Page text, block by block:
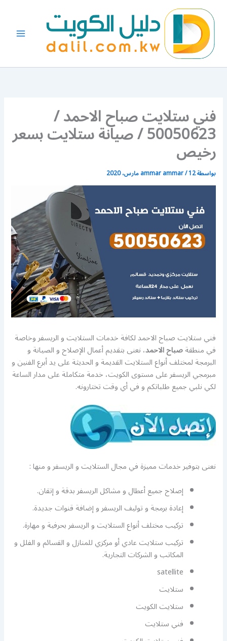
المحتوى
فني ستلايت صباح الاحمد /
50050623 / صيانة ستلايت بسعر
رخيص
بواسطة ammar ammar/12 مارس، 2020
فني ستلايت صباح الاحمد لكافة خدمات الستلايت و الريسفر وخاصة
في منطقةصباح الاحمد، نعنى بتقديم أعمال الإصلاح و الصيانة و
البرمجة لمختلف أنواع الستلايت القديمة و الحديثة على يد أبرع الفنين و
مبرمجي الريسفر على مستوى الكويت، خدمة متكاملة على مدار الساعة
لكي نلبي جميع طلباتكم و في أي وقت تختارونه.
نعنى بتوفير خدمات مميزة في مجال الستلايت و الريسفر و منها :
إصلاح جميع أعطال و مشاكل الريسفر بدقة و إتقان.
إعادة برمجة و توليف الريسفر و إضافة قنوات جديدة.
تركيب مختلف أنواع الستلايت و الريسفر بحرفية و مهارة.
تركيب ستلايت عادي أو مركزي للمنازل و القسائم و الفلل و
المكاتب و الشركات التجارية.
satellite
ستلايت
ستلايت الكويت
فني ستلايت